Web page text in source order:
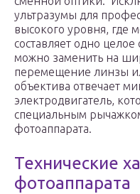
ультразумы для
высокого уровня, где
составляет одно
можно заменить на
перемещение линзы
объектива отвечает
электродвигатель,
специальным
фотоаппарата.
Технические
фотоаппарата